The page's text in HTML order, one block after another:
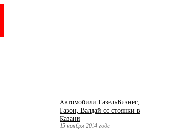
Автомобили ГазельБизнес,
Газон, Валдай со стоянки в
Казани
15 ноября 2014 года